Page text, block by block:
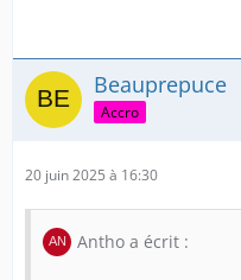
Beauprepuce
Accro
20 juin 2025 à 16:30
Antho a écrit :